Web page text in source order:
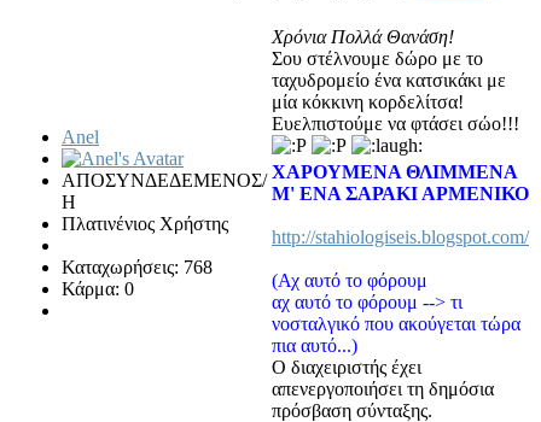
Anel
ΑΠΟΣΥΝΔΕΔΕΜΕΝΟΣ/
Η
Πλατινένιος Χρήστης
Καταχωρήσεις: 768
Κάρμα: 0
Χρόνια Πολλά Θανάση!
Σου στέλνουμε δώρο με το
ταχυδρομείο ένα κατσικάκι με
μία κόκκινη κορδελίτσα!
Ευελπιστούμε να φτάσει σώο!!!
ΧΑΡΟΥΜΕΝΑ ΘΛΙΜΜΕΝΑ
Μ' ΕΝΑ ΣΑΡΑΚΙ ΑΡΜΕΝΙΚΟ
http://stahiologiseis.blogspot.com/
(Αχ αυτό το φόρουμ
αχ αυτό το φόρουμ --> τι
νοσταλγικό που ακούγεται τώρα
πια αυτό...)
Ο διαχειριστής έχει
απενεργοποιήσει τη δημόσια
πρόσβαση σύνταξης.